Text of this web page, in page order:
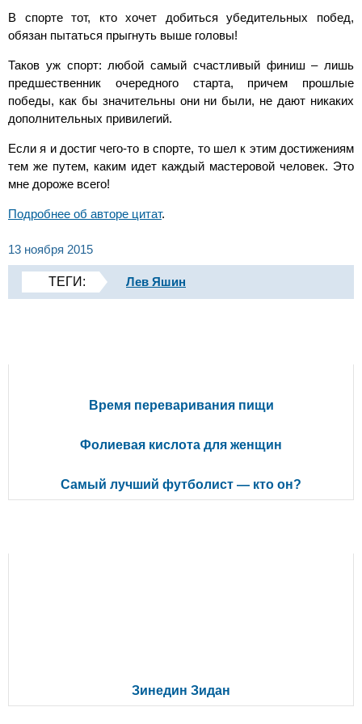
В спорте тот, кто хочет добиться убедительных побед,
обязан пытаться прыгнуть выше головы!
Таков уж спорт: любой самый счастливый финиш – лишь
предшественник очередного старта, причем прошлые
победы, как бы значительны они ни были, не дают никаких
дополнительных привилегий.
Если я и достиг чего-то в спорте, то шел к этим достижениям
тем же путем, каким идет каждый мастеровой человек. Это
мне дороже всего!
Подробнее об авторе цитат.
13 ноября 2015
ТЕГИ: Лев Яшин
Время переваривания пищи
Фолиевая кислота для женщин
Самый лучший футболист — кто он?
Зинедин Зидан